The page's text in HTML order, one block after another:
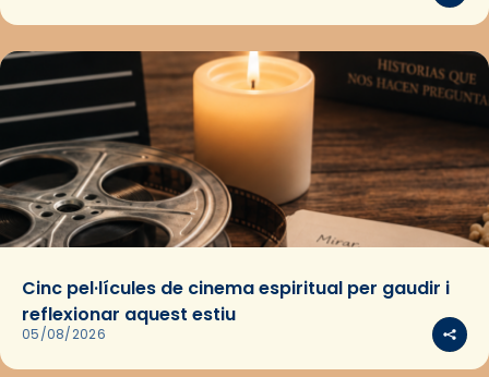
Cinc pel·lícules de cinema espiritual per gaudir i
reflexionar aquest estiu
05/08/2026